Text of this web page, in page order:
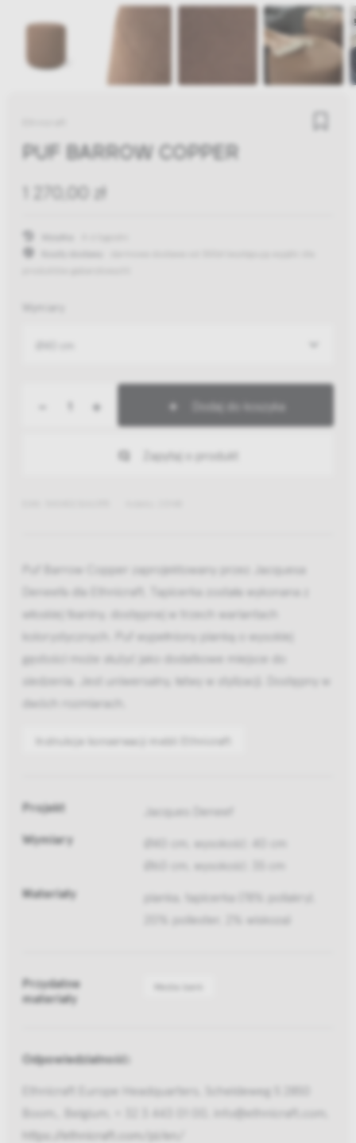
PUF BARROW COPPER
1 270,00 zł
Wymiary
+ Dodaj do koszyka
Zapytaj o produkt
Puf Barrow Copper zaprojektowany przez Jacquesa
Deneefa dla Ethnicraft. Tapicerka została wykonana z
włoskiej tkaniny, dostępnej w trzech wariantach
kolorystycznych. Puf wypełniony pianką o wysokiej
gęstości może służyć jako dodatkowe miejsce do
siedzenia. Jest uniwersalny, łatwy w stylizacji. Dostępny w
dwóch rozmiarach.
Instrukcje konserwacji mebli Ethnicraft
Projekt Jacques Deneef
Wymiary
Ø40 cm, wysokość: 40 cm
Ø60 cm, wysokość: 35 cm
Materiały
pianka, tapicerka (78% poliakryl,
20% poliester, 2% wiskoza)
Przydatne
materiały
Media bank
Odpowiedzialność:
Ethnicraft Europe Headquarters, Scheldeweg 5 2850
Boom,, Belgium, + 32 3 443 01 00, info@ethnicraft.com,
https://ethnicraft.com/pl/en/